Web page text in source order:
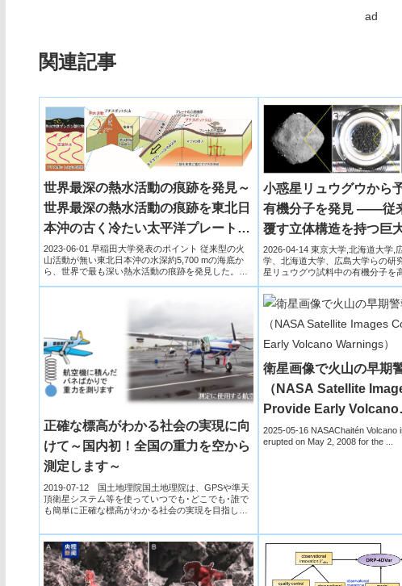
ad
関連記事
世界最深の熱水活動の痕跡を発見～
世界最深の熱水活動の痕跡を東北日
本沖の古く冷たい太平洋プレート上
で発見～
2023-06-01 早稲田大学発表のポイント 従来型の火
山活動が無い東北日本沖の水深約5,700 mの海底か
ら、世界で最も深い熱水活動の痕跡を発見した。こ
小惑星リュウグウから
有機分子を発見 ――従
覆す立体構造を持つ巨
直接観察――
2026-04-14 東京大学,北海道大学,
学、北海道大学、広島大学らの研
星リュウグウ試料中の有機分子を
正確な標高がわかる社会の実現に向
けて～国内初！全国の重力を空から
測定します～
2019-07-12 国土地理院国土地理院は、GPSや準天
頂衛星システム等を使っていつでも･どこでも･誰で
も簡単に正確な標高がわかる社会の実現を目指して
衛星画像で火山の早期
（NASA Satellite
Provide Early Volcano
Warnings）
2025-05-16 NASAChaitén Volcano
erupted on May 2, 2008 for the ...